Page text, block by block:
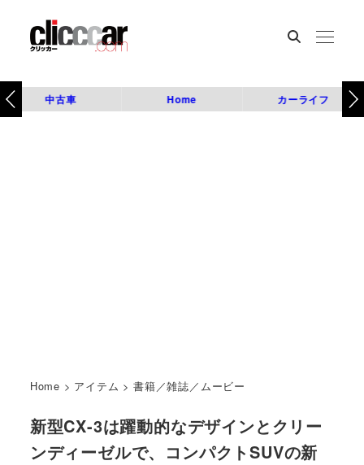
中古車 Home カーライフ
Home > アイテム >書籍／雑誌／ムービー
新型CX-3は躍動的なデザインとクリー
ンディーゼルで、コンパクトSUVの新